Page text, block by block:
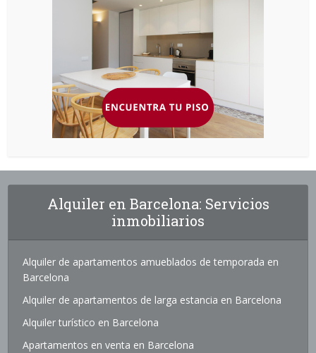
Alquiler en Barcelona: Servicios
inmobiliarios
Alquiler de apartamentos amueblados de temporada en
Barcelona
Alquiler de apartamentos de larga estancia en Barcelona
Alquiler turístico en Barcelona
Apartamentos en venta en Barcelona